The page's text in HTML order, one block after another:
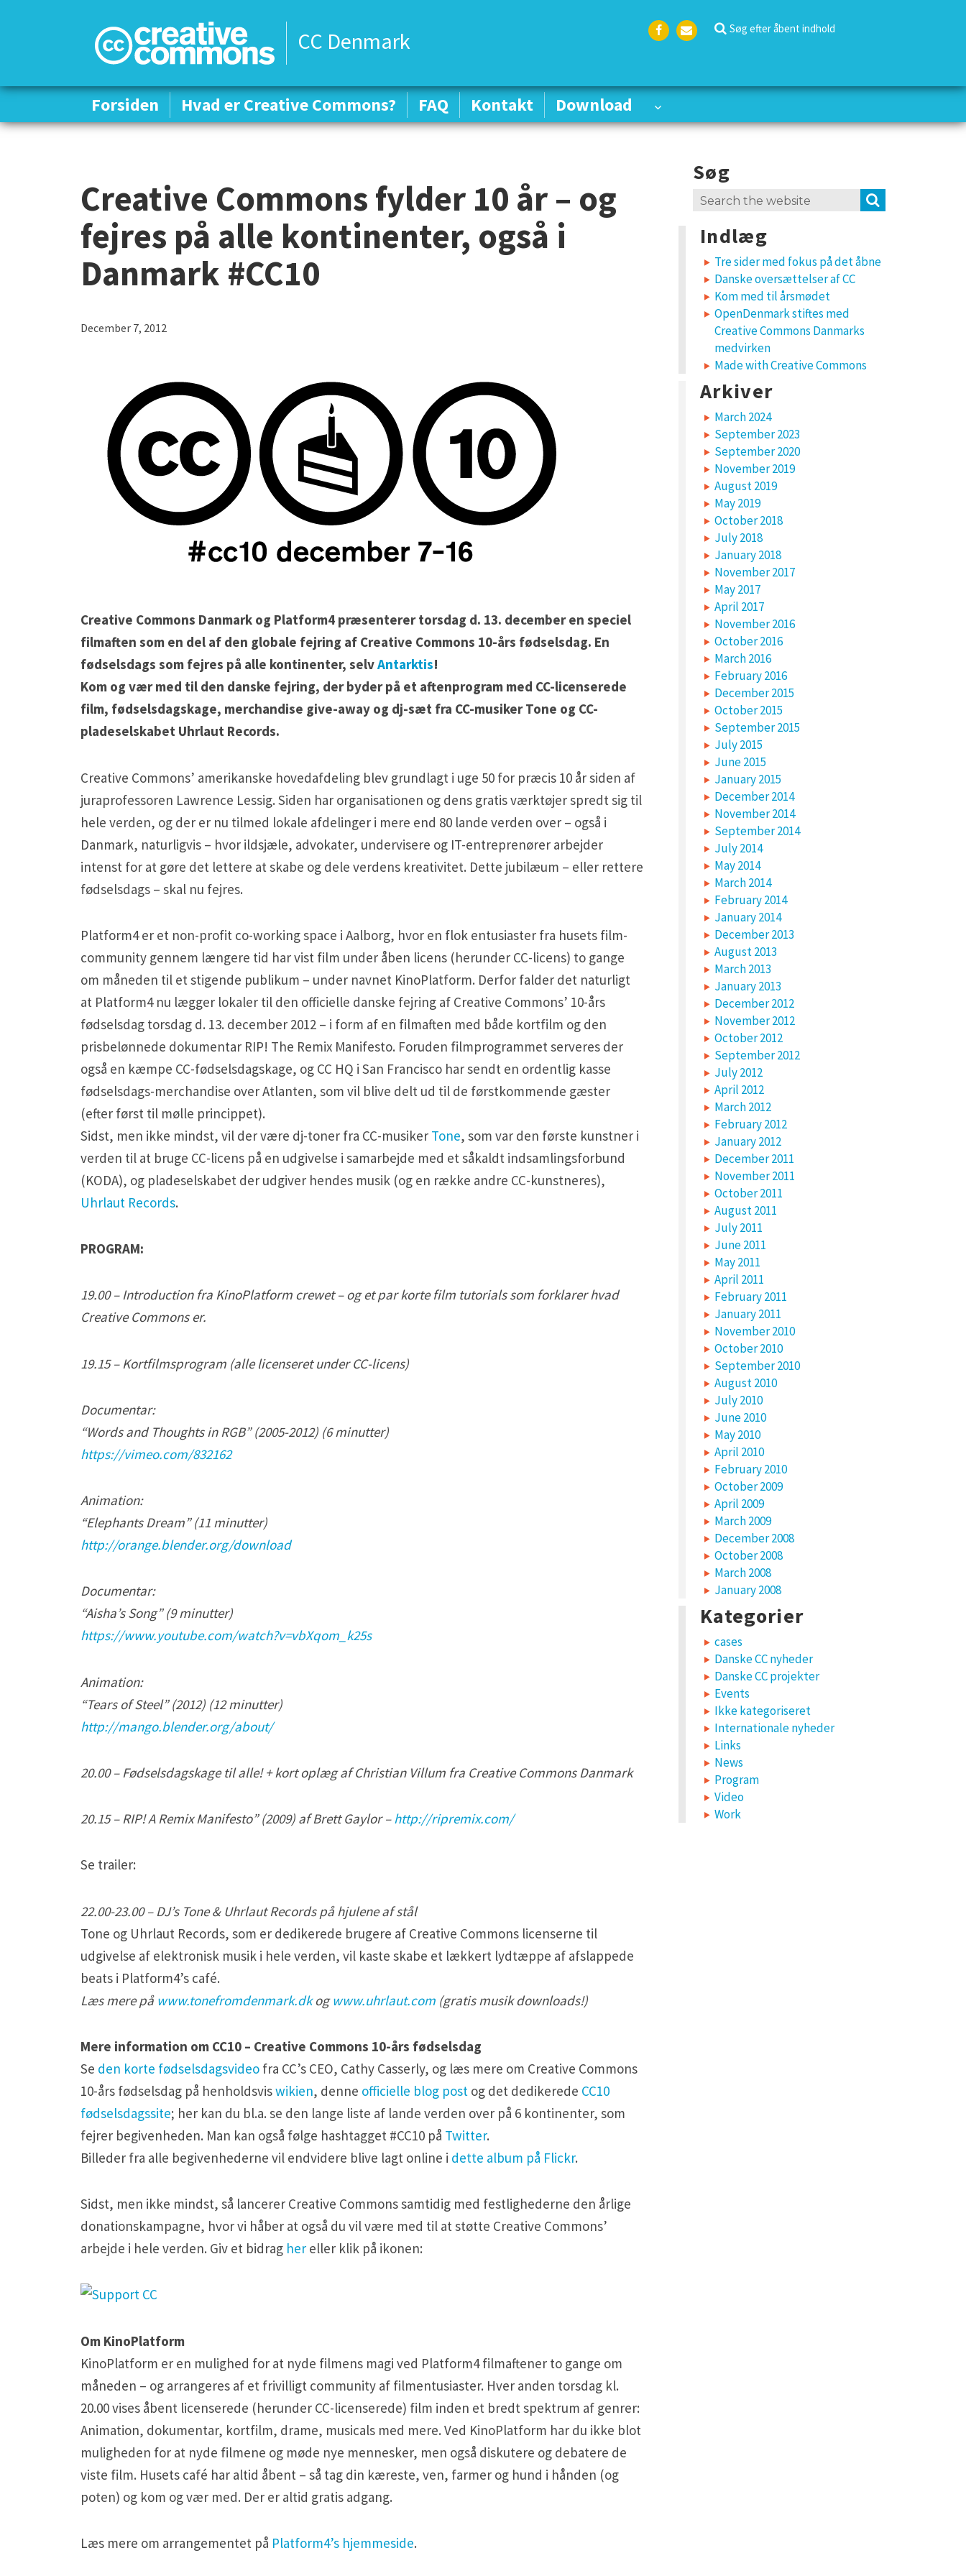
CC Denmark
k
Søg efter åbent indhold
Forsiden Hvad er Creative Commons? FAQ Kontakt Download
Forsiden Hvad er Creative Commons? FAQ Kontakt Download
Creative Commons fylder 10 år – og
fejres på alle kontinenter, også i
Danmark #CC10
December 7, 2012
Creative Commons Danmark og Platform4 præsenterer torsdag d. 13. december en speciel
filmaften som en del af den globale fejring af Creative Commons 10-års fødselsdag. En
fødselsdags som fejres på alle kontinenter, selvAntarktis!
Kom og vær med til den danske fejring, der byder på et aftenprogram med CC-licenserede
film, fødselsdagskage, merchandise give-away og dj-sæt fra CC-musiker Tone og CC-
pladeselskabet Uhrlaut Records.
Creative Commons’ amerikanske hovedafdeling blev grundlagt i uge 50 for præcis 10 år siden af
juraprofessoren Lawrence Lessig. Siden har organisationen og dens gratis værktøjer spredt sig til
hele verden, og der er nu tilmed lokale afdelinger i mere end 80 lande verden over – også i
Danmark, naturligvis – hvor ildsjæle, advokater, undervisere og IT-entreprenører arbejder
intenst for at gøre det lettere at skabe og dele verdens kreativitet. Dette jubilæum – eller rettere
fødselsdags – skal nu fejres.
Platform4 er et non-profit co-working space i Aalborg, hvor en flok entusiaster fra husets film-
community gennem længere tid har vist film under åben licens (herunder CC-licens) to gange
om måneden til et stigende publikum – under navnet KinoPlatform. Derfor falder det naturligt
at Platform4 nu lægger lokaler til den officielle danske fejring af Creative Commons’ 10-års
fødselsdag torsdag d. 13. december 2012 – i form af en filmaften med både kortfilm og den
prisbelønnede dokumentar RIP! The Remix Manifesto. Foruden filmprogrammet serveres der
også en kæmpe CC-fødselsdagskage, og CC HQ i San Francisco har sendt en ordentlig kasse
fødselsdags-merchandise over Atlanten, som vil blive delt ud til de førstkommende gæster
(efter først til mølle princippet).
Sidst, men ikke mindst, vil der være dj-toner fra CC-musiker Tone, som var den første kunstner i
verden til at bruge CC-licens på en udgivelse i samarbejde med et såkaldt indsamlingsforbund
(KODA), og pladeselskabet der udgiver hendes musik (og en række andre CC-kunstneres),
Uhrlaut Records.
PROGRAM:
19.00 – Introduction fra KinoPlatform crewet – og et par korte film tutorials som forklarer hvad
Creative Commons er.
19.15 – Kortfilmsprogram (alle licenseret under CC-licens)
Documentar:
“Words and Thoughts in RGB” (2005-2012) (6 minutter)
https://vimeo.com/832162
Animation:
“Elephants Dream” (11 minutter)
http://orange.blender.org/download
Documentar:
“Aisha’s Song” (9 minutter)
https://www.youtube.com/watch?v=vbXqom_k25s
Animation:
“Tears of Steel” (2012) (12 minutter)
http://mango.blender.org/about/
20.00 – Fødselsdagskage til alle! + kort oplæg af Christian Villum fra Creative Commons Danmark
20.15 – RIP! A Remix Manifesto” (2009) af Brett Gaylor–http://ripremix.com/
Se trailer:
22.00-23.00 – DJ’s Tone & Uhrlaut Records på hjulene af stål
Tone og Uhrlaut Records, som er dedikerede brugere af Creative Commons licenserne til
udgivelse af elektronisk musik i hele verden, vil kaste skabe et lækkert lydtæppe af afslappede
beats i Platform4’s café.
Læs mere på www.tonefromdenmark.dkogwww.uhrlaut.com (gratis musik downloads!)
Mere information om CC10 – Creative Commons 10-års fødselsdag
Se den korte fødselsdagsvideo fra CC’s CEO, Cathy Casserly, og læs mere om Creative Commons
10-års fødselsdag på henholdsviswikien, denne officielle blog post og det dedikerede CC10
fødselsdagssite; her kan du bl.a. se den lange liste af lande verden over på 6 kontinenter, som
fejrer begivenheden. Man kan også følge hashtagget #CC10 på Twitter.
Billeder fra alle begivenhederne vil endvidere blive lagt online i dette album på Flickr.
Sidst, men ikke mindst, så lancerer Creative Commons samtidig med festlighederne den årlige
donationskampagne, hvor vi håber at også du vil være med til at støtte Creative Commons’
arbejde i hele verden. Giv et bidrag her eller klik på ikonen:
Om KinoPlatform
KinoPlatform er en mulighed for at nyde filmens magi ved Platform4 filmaftener to gange om
måneden – og arrangeres af et frivilligt community af filmentusiaster. Hver anden torsdag kl.
20.00 vises åbent licenserede (herunder CC-licenserede) film inden et bredt spektrum af genrer:
Animation, dokumentar, kortfilm, drame, musicals med mere. Ved KinoPlatform har du ikke blot
muligheden for at nyde filmene og møde nye mennesker, men også diskutere og debatere de
viste film. Husets café har altid åbent – så tag din kæreste, ven, farmer og hund i hånden (og
poten) og kom og vær med. Der er altid gratis adgang.
Læs mere om arrangementet på Platform4’s hjemmeside.
Søg
Search
Indlæg
Tre sider med fokus på det åbne
Danske oversættelser af CC
Kom med til årsmødet
OpenDenmark stiftes med
Creative Commons Danmarks
medvirken
Made with Creative Commons
Arkiver
March 2024
September 2023
September 2020
November 2019
August 2019
May 2019
October 2018
July 2018
January 2018
November 2017
May 2017
April 2017
November 2016
October 2016
March 2016
February 2016
December 2015
October 2015
September 2015
July 2015
June 2015
January 2015
December 2014
November 2014
September 2014
July 2014
May 2014
March 2014
February 2014
January 2014
December 2013
August 2013
March 2013
January 2013
December 2012
November 2012
October 2012
September 2012
July 2012
April 2012
March 2012
February 2012
January 2012
December 2011
November 2011
October 2011
August 2011
July 2011
June 2011
May 2011
April 2011
February 2011
January 2011
November 2010
October 2010
September 2010
August 2010
July 2010
June 2010
May 2010
April 2010
February 2010
October 2009
April 2009
March 2009
December 2008
October 2008
March 2008
January 2008
Kategorier
cases
Danske CC nyheder
Danske CC projekter
Events
Ikke kategoriseret
Internationale nyheder
Links
News
Program
Video
Work